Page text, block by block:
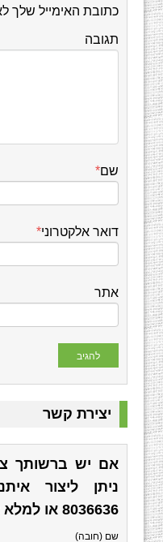
כתובת האימייל שלך
תגובה
שם*
דואר אלקטרוני*
אתר
יצירת קשר
אם יש ברשותך
ניתן ליצור
8036636 או
שם (חובה)